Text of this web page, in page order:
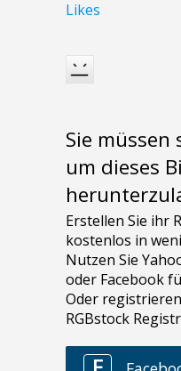
Likes
Sie müssen
um dieses